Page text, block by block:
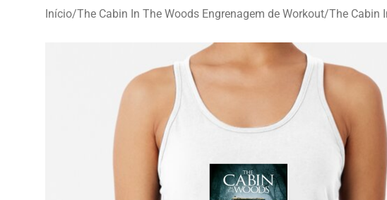
Início/The Cabin In The Woods Engrenagem de Workout/The Cabin